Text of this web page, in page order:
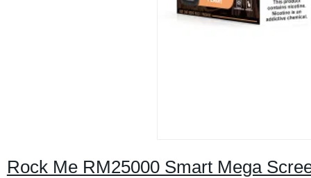
Rock Me RM25000 Smart Mega